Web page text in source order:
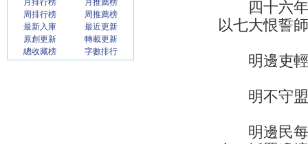
月排行榜
月推薦榜
周排行榜
周推薦榜
最新入庫
最近更新
原創更新
轉載更新
總收藏榜
字數排行
四十六年
以七大恨誓
明邊吏輕
明不守盟
明邊民每